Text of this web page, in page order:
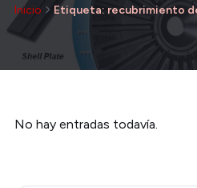
Inicio Etiqueta: recubrimiento
No hay entradas todavía.